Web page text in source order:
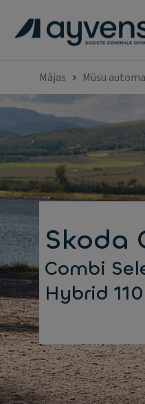
Mājas Mūsu
Skoda
Combi
Hybrid